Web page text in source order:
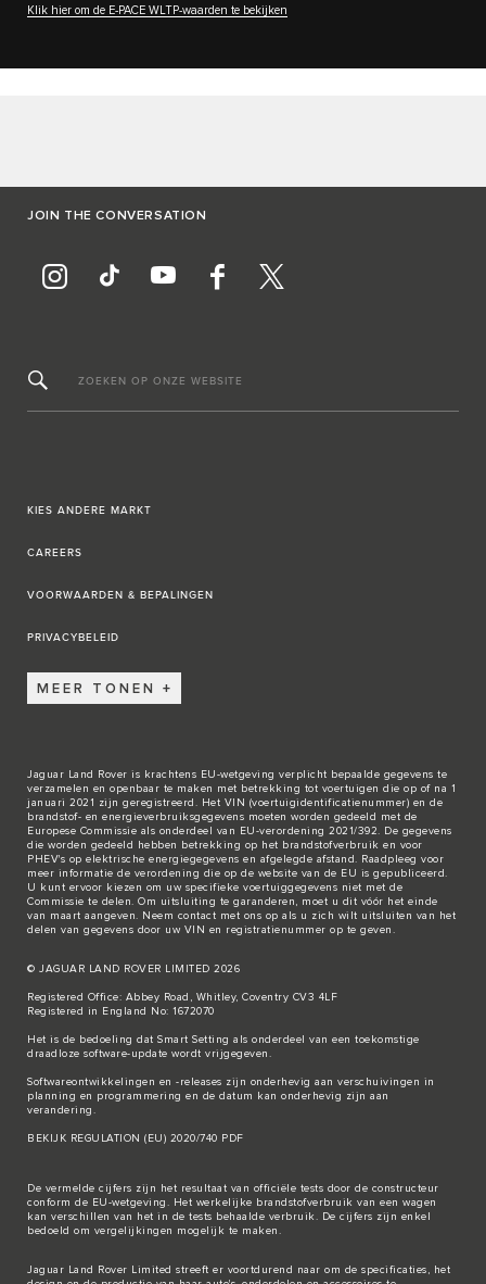
Klik hier om de E-PACE WLTP-waarden te bekijken
JOIN THE CONVERSATION
ZOEKEN OP ONZE WEBSITE
KIES ANDERE MARKT
CAREERS
VOORWAARDEN & BEPALINGEN
PRIVACYBELEID
MEER TONEN
Jaguar Land Rover is krachtens EU-wetgeving verplicht bepaalde gegevens te
verzamelen en openbaar te maken met betrekking tot voertuigen die op of na 1
januari 2021 zijn geregistreerd. Het VIN (voertuigidentificatienummer) en de
brandstof- en energieverbruiksgegevens moeten worden gedeeld met de
Europese Commissie als onderdeel van EU-verordening 2021/392. De gegevens
die worden gedeeld hebben betrekking op het brandstofverbruik en voor
PHEV's op elektrische energiegegevens en afgelegde afstand. Raadpleeg voor
meer informatie de verordening die op de website van de EU is gepubliceerd.
U kunt ervoor kiezen om uw specifieke voertuiggegevens niet met de
Commissie te delen. Om uitsluiting te garanderen, moet u dit vóór het einde
van maart aangeven. Neem contact met ons op als u zich wilt uitsluiten van het
delen van gegevens door uw VIN en registratienummer op te geven.
© JAGUAR LAND ROVER LIMITED 2026
Registered Office: Abbey Road, Whitley, Coventry CV3 4LF
Registered in England No: 1672070
Het is de bedoeling dat Smart Setting als onderdeel van een toekomstige
draadloze software-update wordt vrijgegeven.
Softwareontwikkelingen en -releases zijn onderhevig aan verschuivingen in
planning en programmering en de datum kan onderhevig zijn aan
verandering.
BEKIJK REGULATION (EU) 2020/740 PDF
De vermelde cijfers zijn het resultaat van officiële tests door de constructeur
conform de EU-wetgeving. Het werkelijke brandstofverbruik van een wagen
kan verschillen van het in de tests behaalde verbruik. De cijfers zijn enkel
bedoeld om vergelijkingen mogelijk te maken.
Jaguar Land Rover Limited streeft er voortdurend naar om de specificaties, het